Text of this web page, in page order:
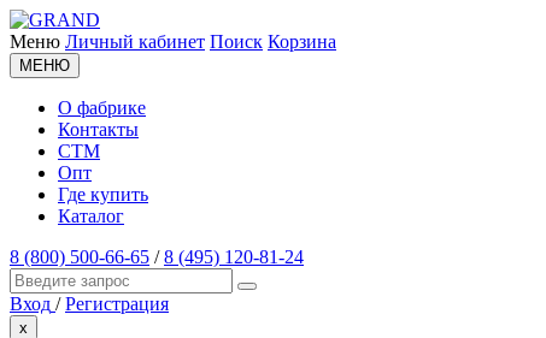
Меню Личный кабинет Поиск Корзина
МЕНЮ
О фабрике
Контакты
СТМ
Опт
Где купить
Каталог
8 (800) 500-66-65 /8 (495) 120-81-24
Вход / Регистрация
x